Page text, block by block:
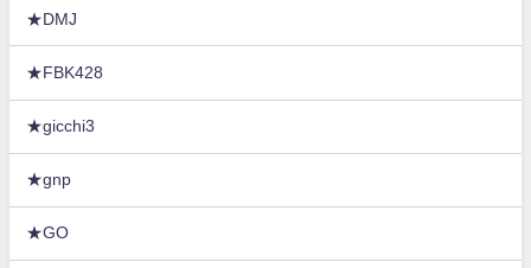
★DMJ
★FBK428
★gicchi3
★gnp
★GO